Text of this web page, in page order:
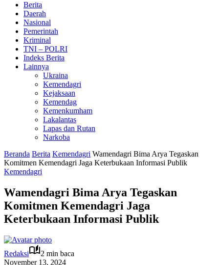
Berita
Daerah
Nasional
Pemerintah
Kriminal
TNI – POLRI
Indeks Berita
Lainnya
Ukraina
Kemendagri
Kejaksaan
Kemendag
Kemenkumham
Lakalantas
Lapas dan Rutan
Narkoba
Beranda Berita Kemendagri Wamendagri Bima Arya Tegaskan
Komitmen Kemendagri Jaga Keterbukaan Informasi Publik
Kemendagri
Wamendagri Bima Arya Tegaskan
Komitmen Kemendagri Jaga
Keterbukaan Informasi Publik
Redaksi
2 min baca
November 13, 2024